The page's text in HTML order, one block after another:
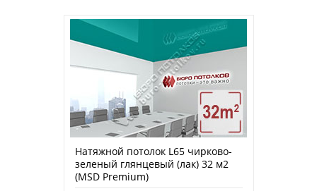
Натяжной потолок L65 чирково-
зеленый глянцевый (лак) 32 м2
(MSD Premium)